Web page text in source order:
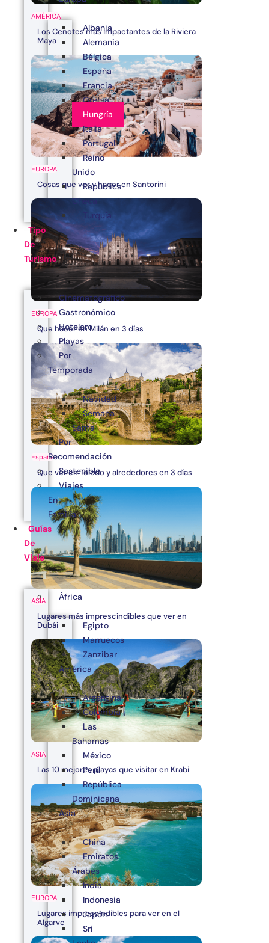
AMÉRICA
Los Cenotes más impactantes de la Riviera
Maya
EUROPA
Cosas que ver y hacer en Santorini
EUROPA
Que hacer en Milán en 3 días
España
Que ver en Toledo y alrededores en 3 días
ASIA
Lugares más imprescindibles que ver en
Dubái
ASIA
Las 10 mejores playas que visitar en Krabi
EUROPA
Lugares imprescindibles para ver en el
Algarve
Albania
Alemania
Bélgica
España
Francia
Grecia
Hungría
Italia
Portugal
Reino
Unido
República
Checa
Turquía
Tipo
De
Turismo
Cinematográfico
Gastronómico
Hotelero
Playas
Por
Temporada
Navidad
Semana
Santa
Por
Recomendación
Sostenible
Viajes
En
Familia
Guías
De
Viaje
África
Egipto
Marruecos
Zanzibar
América
Argentina
Colombia
Las
Bahamas
México
Perú
República
Dominicana
Asia
China
Emiratos
Árabes
India
Indonesia
Japón
Sri